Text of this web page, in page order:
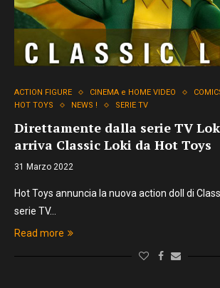
ACTION FIGURE CINEMA e HOME VIDEO
HOT TOYS
NEWS ! SERIE TV
Direttamente dalla serie TV
arriva Classic Loki da Hot Toys
31 Marzo 2022
Hot Toys annuncia la nuova action doll di
serie TV…
Read more